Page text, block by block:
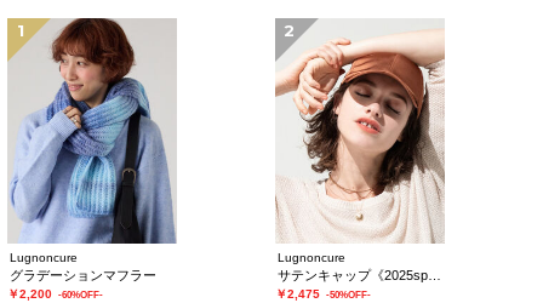
1
Lugnoncure
グラデーションマフラー
￥2,200 -60%OFF-
2
Lugnoncure
￥2,475 -50%OFF-